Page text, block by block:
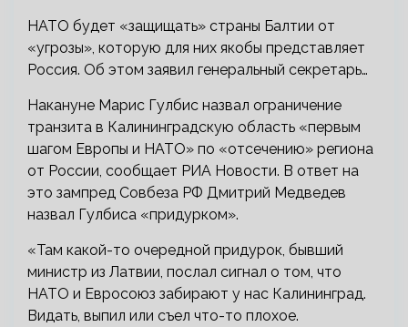
НАТО будет «защищать» страны Балтии от
«угрозы», которую для них якобы представляет
Россия. Об этом заявил генеральный секретарь…
Накануне Марис Гулбис назвал ограничение
транзита в Калининградскую область «первым
шагом Европы и НАТО» по «отсечению» региона
от России, сообщает РИА Новости. В ответ на
это зампред Совбеза РФ Дмитрий Медведев
назвал Гулбиса «придурком».
«Там какой-то очередной придурок, бывший
министр из Латвии, послал сигнал о том, что
НАТО и Евросоюз забирают у нас Калининград.
Видать, выпил или съел что-то плохое.